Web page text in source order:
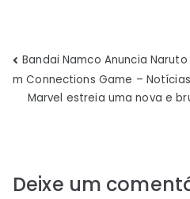
Navegação
de
Bandai Namco Anuncia
m Connections Game – Notícias
Marvel estreia uma nova e
Deixe um